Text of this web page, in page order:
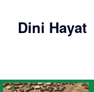
Dini Hayat